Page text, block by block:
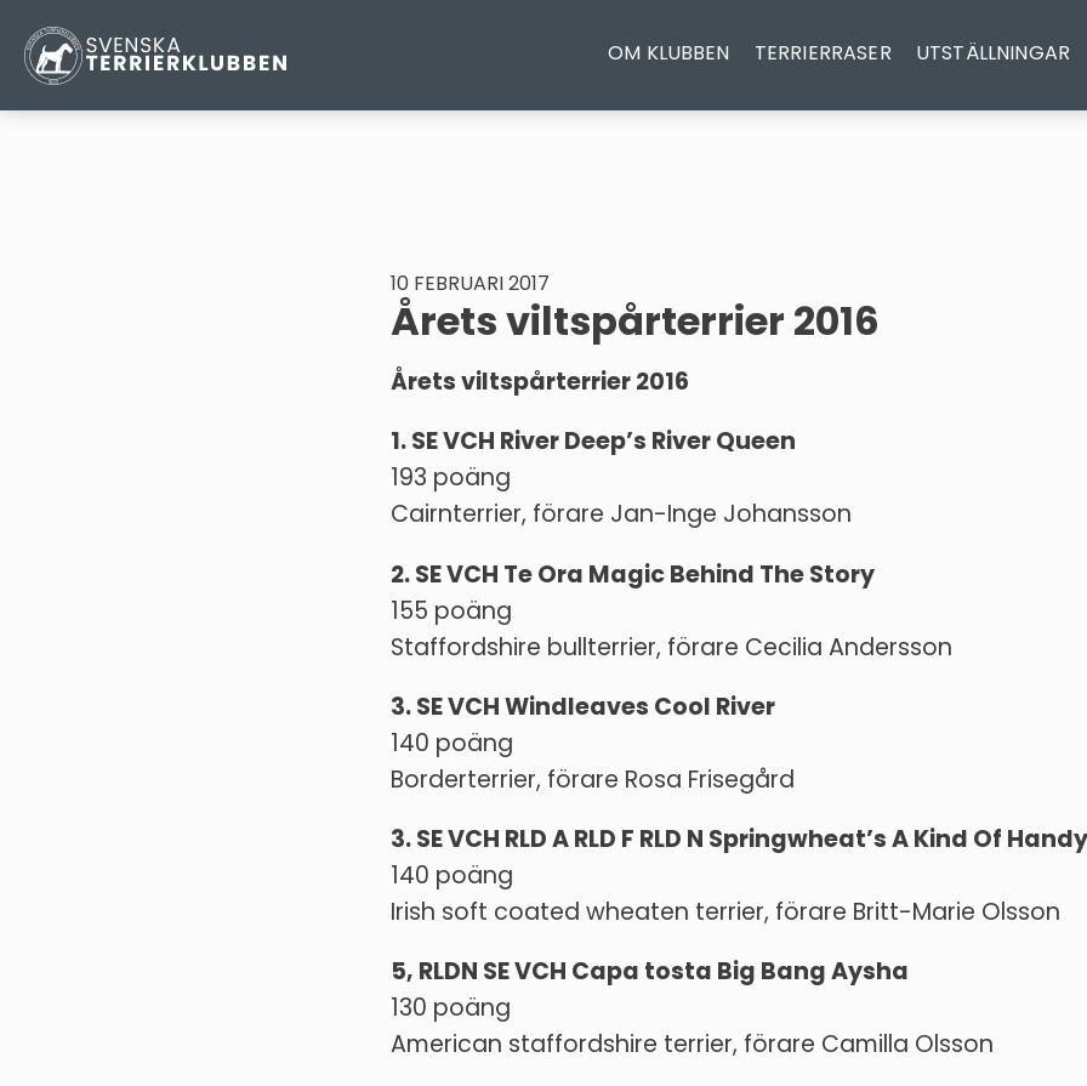
OM KLUBBEN TERRIERRASER UTSTÄLLNINGAR
10 FEBRUARI 2017
Årets viltspårterrier 2016
Årets viltspårterrier 2016
1. SE VCH River Deep’s River Queen
193 poäng
Cairnterrier, förare Jan-Inge Johansson
2. SE VCH Te Ora Magic Behind The Story
155 poäng
Staffordshire bullterrier, förare Cecilia Andersson
3. SE VCH Windleaves Cool River
140 poäng
Borderterrier, förare Rosa Frisegård
3. SE VCH RLD A RLD F RLD N Springwheat’s A Kind Of Handy
140 poäng
Irish soft coated wheaten terrier, förare Britt-Marie Olsson
5, RLDN SE VCH Capa tosta Big Bang Aysha
130 poäng
American staffordshire terrier, förare Camilla Olsson